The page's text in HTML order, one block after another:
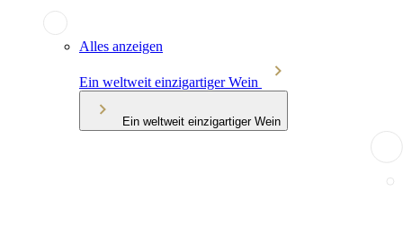
Alles anzeigen
Ein weltweit einzigartiger Wein
Ein weltweit einzigartiger Wein